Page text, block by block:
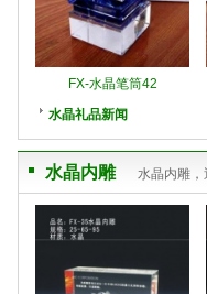
FX-水晶笔筒42
水晶礼品新闻
水晶内雕 水晶内雕，